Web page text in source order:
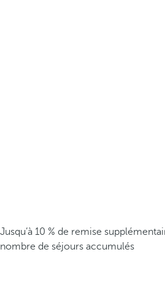
Jusqu’à 10 % de remise
nombre de séjours accumulés